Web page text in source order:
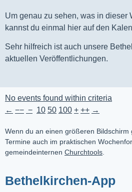
Um genau zu sehen, was in dieser
kannst du einmal hier auf den
Sehr hilfreich ist auch unsere
aktuellen Veröffentlichungen.
No events found within criteria
← −− − 10 50 100 + ++ →
Wenn du an einen größeren Bildschirm
Termine auch im praktischen
gemeindeinternen Churchtools
Bethelkirchen-App